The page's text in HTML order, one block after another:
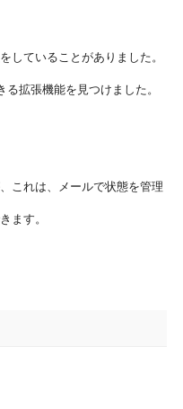
していることがありました。
拡張機能を見つけました。
これは、メールで状態を管理
ます。